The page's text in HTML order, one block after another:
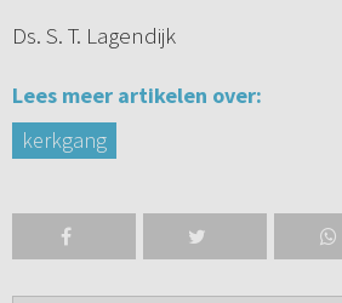
Ds. S. T. Lagendijk
Lees meer artikelen over:
kerkgang